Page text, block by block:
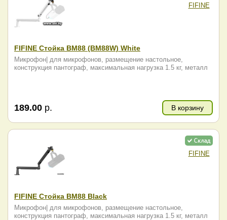
FIFINE
FIFINE Стойка BM88 (BM88W) White
Микрофон| для микрофонов, размещение настольное,
конструкция пантограф, максимальная нагрузка 1.5 кг, металл
189.00 р. В корзину
FIFINE
FIFINE Стойка BM88 Black
Микрофон| для микрофонов, размещение настольное,
конструкция пантограф, максимальная нагрузка 1.5 кг, металл